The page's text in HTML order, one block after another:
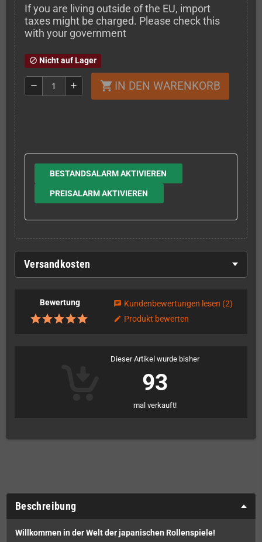
If you are living outside of the EU, import
taxes might be charged. Please check this
with your government
block Nicht auf Lager
remove add shopping_cart IN DEN WARENKORB
BESTANDSALARM AKTIVIEREN
PREISALARM AKTIVIEREN
Versandkosten
Bewertung chat Kundenbewertungen lesen (2)
edit Produkt bewerten
Dieser Artikel wurde bisher
93
mal verkauft!
Beschreibung
Willkommen in der Welt der japanischen Rollenspiele!